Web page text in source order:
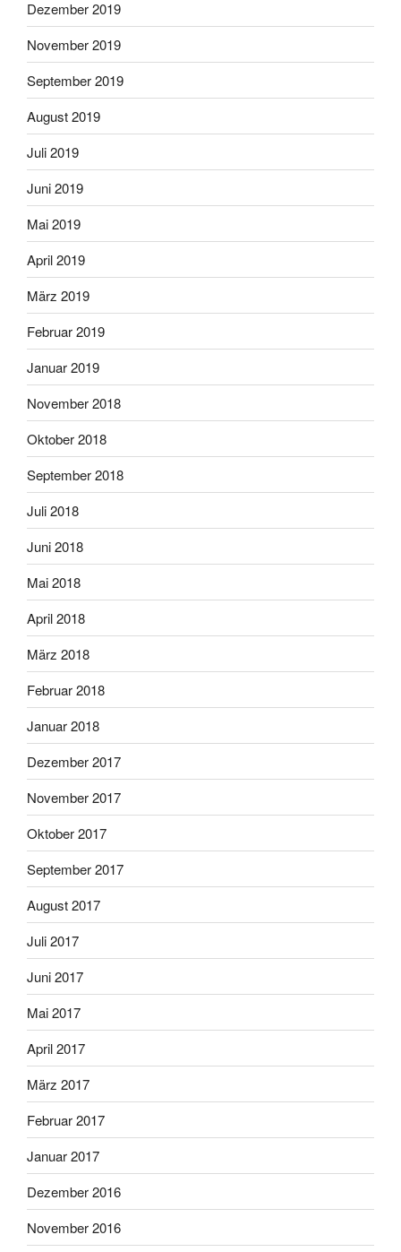
Dezember 2019
November 2019
September 2019
August 2019
Juli 2019
Juni 2019
Mai 2019
April 2019
März 2019
Februar 2019
Januar 2019
November 2018
Oktober 2018
September 2018
Juli 2018
Juni 2018
Mai 2018
April 2018
März 2018
Februar 2018
Januar 2018
Dezember 2017
November 2017
Oktober 2017
September 2017
August 2017
Juli 2017
Juni 2017
Mai 2017
April 2017
März 2017
Februar 2017
Januar 2017
Dezember 2016
November 2016